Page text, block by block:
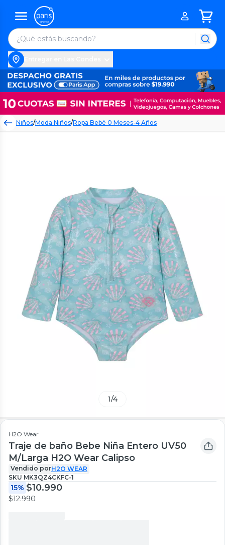
Niños/Moda Niños/Ropa Bebé 0 Meses-4 Años
1/4
H2O Wear
Traje de baño Bebe Niña Entero UV50
M/Larga H2O Wear Calipso
Vendido porH2O WEAR
SKU MK3QZ4CKFC-1
15% $10.990
$12.990